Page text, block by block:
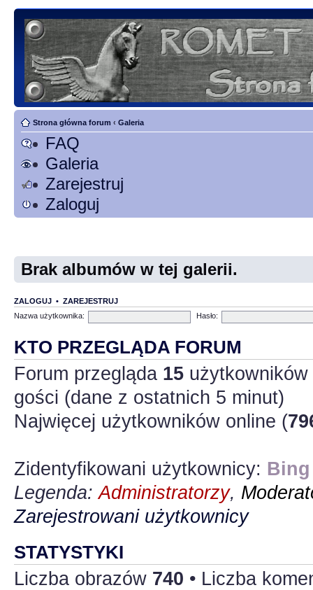
Strona główna forum ‹ Galeria
FAQ
Galeria
Zarejestruj
Zaloguj
Brak albumów w tej galerii.
ZALOGUJ • ZAREJESTRUJ
Nazwa użytkownika:
Hasło:
KTO PRZEGLĄDA FORUM
Forum przegląda 15
gości (dane z ostatnich 5 minut)
Najwięcej użytkowników online (
Zidentyfikowani użytkownicy:
Legenda:Administratorzy,
Zarejestrowani użytkownicy
STATYSTYKI
Liczba obrazów 740 • Liczba